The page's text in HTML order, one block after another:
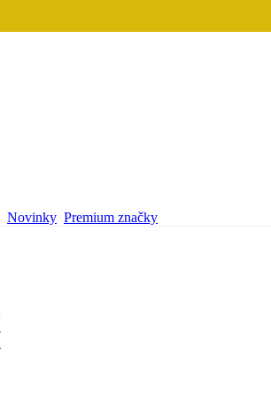
Novinky Premium značky